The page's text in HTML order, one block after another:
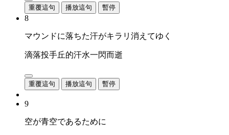
重覆這句 播放這句 暫停
8
マウンドに落ちた汗がキラリ消えてゆく
滴落投手丘的汗水一閃而逝
重覆這句 播放這句 暫停
9
空が青空であるために